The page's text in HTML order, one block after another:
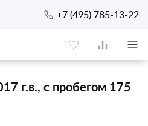
+7 (495) 785-13-22
г.в., с пробегом 175